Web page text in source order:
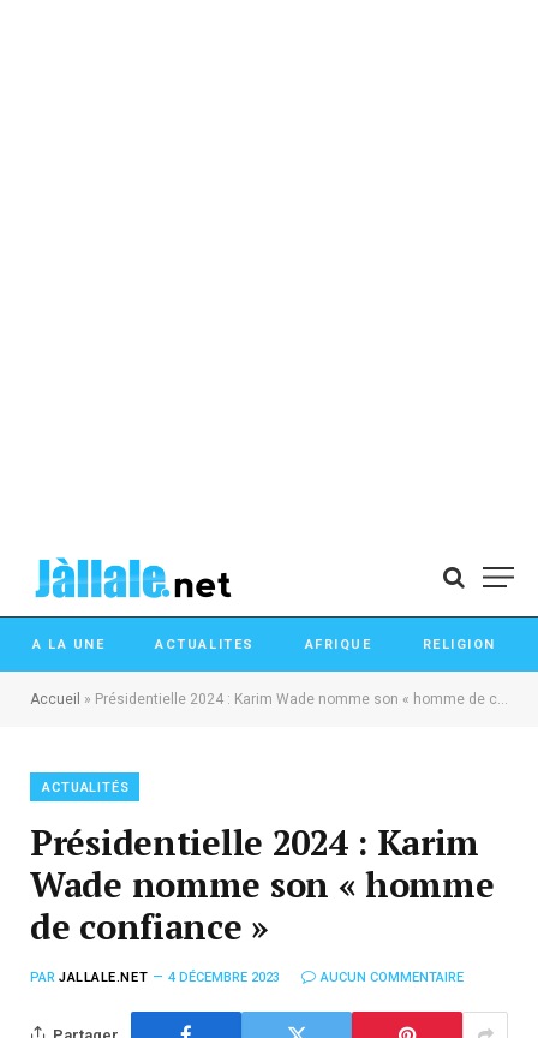
A LA UNE ACTUALITES AFRIQUE RELIGION
Accueil » Présidentielle 2024 : Karim Wade nomme son « homme de confiance »
ACTUALITÉS
Présidentielle 2024 : Karim
Wade nomme son « homme
de confiance »
PAR JALLALE.NET 4 DÉCEMBRE 2023 AUCUN COMMENTAIRE
Partager